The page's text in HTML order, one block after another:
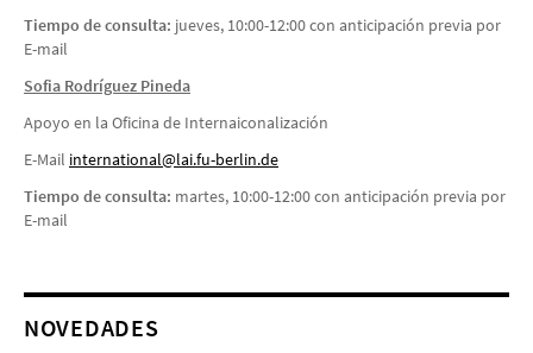
Tiempo de consulta: jueves, 10:00-12:00 con anticipación previa por
E-mail
Sofia Rodríguez Pineda
Apoyo en la Oficina de Internaiconalización
E-Mail international@lai.fu-berlin.de
Tiempo de consulta: martes, 10:00-12:00 con anticipación previa por
E-mail
NOVEDADES